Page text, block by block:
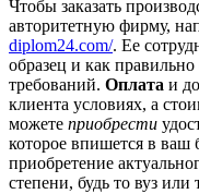
Чтобы заказать
авторитетную фирму,
diplom24.com/. Ее
образец и как
требований. Оплата и
клиента условиях, а
можете приобрести
которое впишется в ваш
приобретение
степени, будь то вуз или